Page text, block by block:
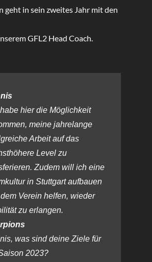
geht in sein zweites Jahr mit den
GFL2 Head Coach.
habe hier die Möglichkeit
meine jahrelange
Arbeit auf das
Level zu
Zudem will ich eine
in Stuttgart aufbauen
Verein helfen, wieder
zu erlangen.
was sind deine Ziele für
2023?